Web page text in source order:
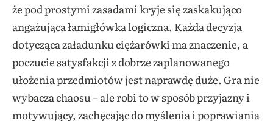
że pod prostymi zasadami kryje się zaskakująco
angażująca łamigłówka logiczna. Każda decyzja
dotycząca załadunku ciężarówki ma znaczenie, a
poczucie satysfakcji z dobrze zaplanowanego
ułożenia przedmiotów jest naprawdę duże. Gra nie
wybacza chaosu – ale robi to w sposób przyjazny i
motywujący, zachęcając do myślenia i poprawiania